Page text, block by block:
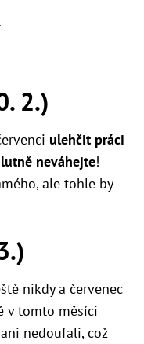
2.)
ulehčit práci
neváhejte!
ale tohle by
nikdy a červenec
v tomto měsíci
nedoufali, což